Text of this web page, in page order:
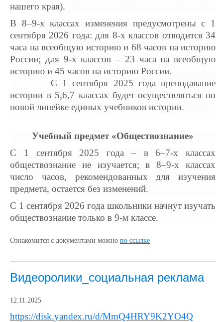
нашего края).
В 8–9-х классах изменения предусмотрены с 1
сентября 2026 года: для 8-х классов отводится 34
часа на всеобщую историю и 68 часов на историю
России; для 9-х классов – 23 часа на всеобщую
историю и 45 часов на историю России.
С 1 сентября 2025 года преподавание
истории в 5,6,7 классах будет осуществляться по
новой линейке единых учебников истории.
Учебный предмет «Обществознание»
С 1 сентября 2025 года – в 6–7-х классах
обществознание не изучается; в 8–9-х классах
число часов, рекомендованных для изучения
предмета, остается без изменений.
С 1 сентября 2026 года школьники начнут изучать
обществознание только в 9-м классе.
Ознакомится с документами можно по ссылке
Видеоролики_социальная реклама
12.11.2025
https://disk.yandex.ru/d/MmQ4HRY9K2YO4Q